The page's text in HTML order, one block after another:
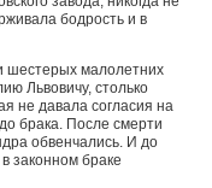
бодрость и в
шестерых малолетних
Львовичу, столько
не давала согласия на
брака. После смерти
обвенчались. И до
законном браке